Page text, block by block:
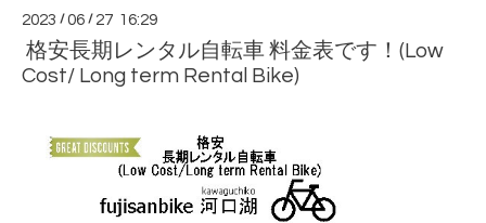
2023 /06 / 27 16:29
格安長期レンタル自転車 料金表です！(Low
Cost/ Long term Rental Bike)